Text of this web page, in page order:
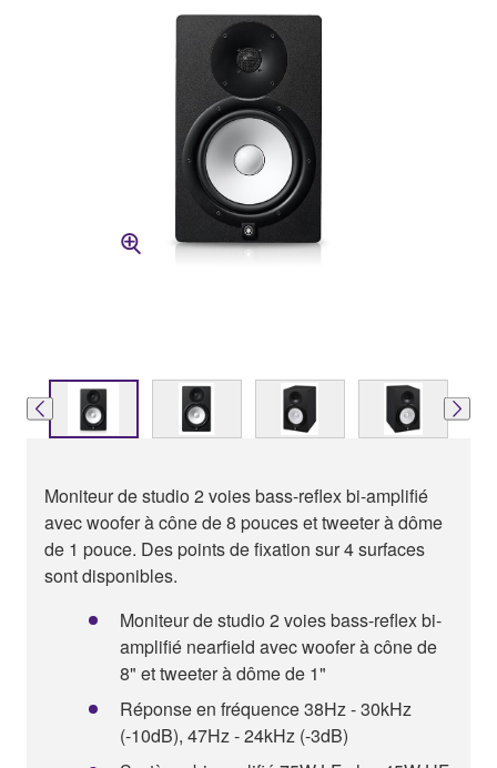
Moniteur de studio 2 voies bass-reflex bi-amplifié
avec woofer à cône de 8 pouces et tweeter à dôme
de 1 pouce. Des points de fixation sur 4 surfaces
sont disponibles.
Moniteur de studio 2 voies bass-reflex bi-
amplifié nearfield avec woofer à cône de
8" et tweeter à dôme de 1"
Réponse en fréquence 38Hz - 30kHz
(-10dB), 47Hz - 24kHz (-3dB)